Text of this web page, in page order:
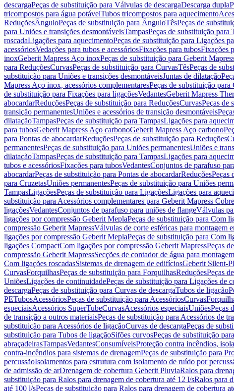
descargaPeças de substituição para Válvulas de descargaDescarga dupla
tricompostos para água potávelTubos tricompostos para aquecimento
ReduçõesÂnguloPeças de substituição para ÂnguloTêsPeças de
para Uniões e transições desmontáveisTampasPeças de substituição para
roscadaLigações para aquecimentoPeças de substituição para Ligações
acessóriosVedações para tubos e acessóriosFixações para tubosFixações
inoxGeberit Mapress Aço inoxPeças de substituição para Geberit
para ReduçõesCurvasPeças de substituição para CurvasTêsPeças de
substituição para Uniões e transições desmontáveisJuntas de dilatação
Mapress Aço inox, acessórios complementaresPeças de substituição
de substituição para Fixações para ligaçõesVedantesGeberit Mapress
abocardarReduçõesPeças de substituição para ReduçõesCurvasPeças de
transição permanentesUniões e acessórios de transição desmontáveis
dilataçãoTampasPeças de substituição para TampasLigações para
para tubosGeberit Mapress Aço carbonoGeberit Mapress Aço carbono
para Pontas de abocardarReduçõesPeças de substituição para Reduções
permanentesPeças de substituição para Uniões permanentesUniões e
dilataçãoTampasPeças de substituição para TampasLigações para
tubos e acessóriosFixações para tubosVedantesConjuntos de parafuso
abocardarPeças de substituição para Pontas de abocardarReduçõesPeças
para CruzetasUniões permanentesPeças de substituição para Uniões
TampasLigaçõesPeças de substituição para LigaçõesLigações para
substituição para Acessórios complementares para Geberit Mapress Cobre
ligaçõesVedantesConjuntos de parafuso para uniões de flangeVálvulas
ligações por compressão Geberit MeplaPeças de substituição para Com
compressão Geberit MapressVálvulas de corte esféricas para montagem
ligações por compressão Geberit MeplaPeças de substituição para Com
ligações CompactCom ligações por compressão Geberit MapressPeças
compressão Geberit MapressSecções de contador de água para
Com ligações roscadasSistemas de drenagem de edifíciosGeberit Silent-
CurvasForquilhasPeças de substituição para ForquilhasReduçõesPeças
UniõesLigações de continuidadePeças de substituição para Ligações de
descargaPeças de substituição para Curvas de descargaTubos de ligação
PETubosAcessóriosPeças de substituição para AcessóriosCurvas
especiaisAcessórios SuperTubeCurvasAcessórios especiaisUniõesPeças
de transição a outros materiaisPeças de substituição para Acessórios de
substituição para Acessórios de ligaçãoCurvas de descargaPeças de
substituição para Tubos de ligaçãoSifões curvosPeças de substituição
abraçadeirasTampasVedantesConsumíveisProteção contra incêndios,
contra-incêndios para sistemas de drenagemPeças de substituição para
percussãoIsolamentos para estrutura com isolamento de ruído por
de admissão de arDrenagem de cobertura Geberit PluviaRalos para
substituição para Ralos para drenagem de cobertura até 12 l/sRalos para
até 100 l/sPeças de substituição para Ralos para drenagem de cobertura